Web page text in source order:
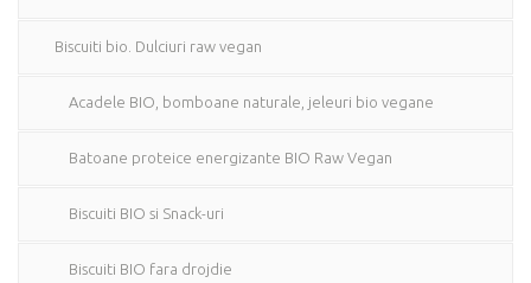
Biscuiti bio. Dulciuri raw vegan
Acadele BIO, bomboane naturale, jeleuri bio vegane
Batoane proteice energizante BIO Raw Vegan
Biscuiti BIO si Snack-uri
Biscuiti BIO fara drojdie